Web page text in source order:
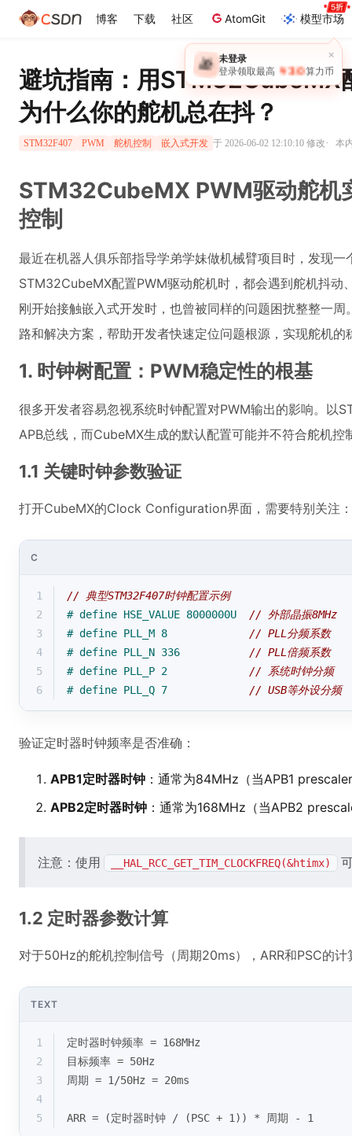
博客 下载 社区 AtomGit 模型市场
×
🎁 未登录
登录领取最高 ￥30 算力币
避坑指南：用STM32CubeMX
为什么你的舵机总在抖？
STM32F407 PWM 舵机控制 嵌入式开发 于 2026-06-02 12:10:10 修改· 本
STM32CubeMX PWM驱动舵机
控制
最近在机器人俱乐部指导学弟学妹做机械臂项目时，发现
STM32CubeMX配置PWM驱动舵机时，都会遇到舵机抖动
刚开始接触嵌入式开发时，也曾被同样的问题困扰整整一
路和解决方案，帮助开发者快速定位问题根源，实现舵机的
1. 时钟树配置：PWM稳定性的根基
很多开发者容易忽视系统时钟配置对PWM输出的影响。以
APB总线，而CubeMX生成的默认配置可能并不符合舵机控
1.1 关键时钟参数验证
打开CubeMX的Clock Configuration界面，需要特别关注：
C
1
// 典型STM32F407时钟配置示例
2
# define HSE_VALUE 8000000U // 外部晶振8MHz
3
# define PLL_M 8 // PLL分频系数
4
# define PLL_N 336 // PLL倍频系数
5
# define PLL_P 2 // 系统时钟分频
6
# define PLL_Q 7 // USB等外设分频
验证定时器时钟频率是否准确：
APB1定时器时钟 ：通常为84MHz（当APB1
APB2定时器时钟 ：通常为168MHz（当APB2
注意：使用 __HAL_RCC_GET_TIM_CLOCKFREQ(&htimx)
1.2 定时器参数计算
对于50Hz的舵机控制信号（周期20ms），ARR和PSC的计
TEXT
1
定时器时钟频率 = 168MHz
2
目标频率 = 50Hz
3
周期 = 1/50Hz = 20ms
4
5
ARR = (定时器时钟 / (PSC + 1)) * 周期 - 1